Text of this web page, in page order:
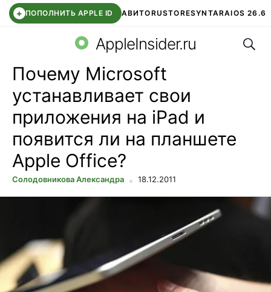
+ ПОПОЛНИТЬ APPLE ID АВИТОRUSTORESYNTARAIOS 26.6
СБЕР КИДС ЧАТ ROBLOXВТБ ОНЛАЙН
AppleInsider.ru
Почему Microsoft
устанавливает свои
приложения на iPad и
появится ли на планшете
Apple Office?
Солодовникова Александра 18.12.2011